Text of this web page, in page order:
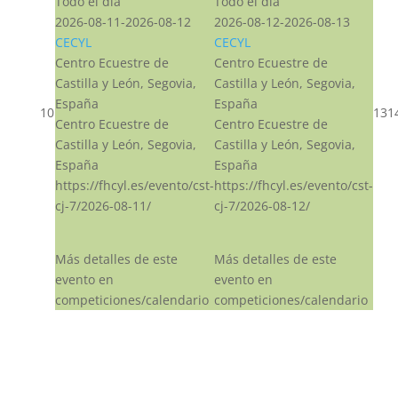
10
2026-08-11-2026-08-12
CECYL
Centro Ecuestre de
Castilla y León, Segovia,
España
Centro Ecuestre de
Castilla y León, Segovia,
España
https://fhcyl.es/evento/cst-
cj-7/2026-08-11/
Más detalles de este
evento en
competiciones/calendario
2026-08-12-2026-08-13
CECYL
Centro Ecuestre de
Castilla y León, Segovia,
España
Centro Ecuestre de
Castilla y León, Segovia,
España
https://fhcyl.es/evento/cst-
cj-7/2026-08-12/
Más detalles de este
evento en
competiciones/calendario
13